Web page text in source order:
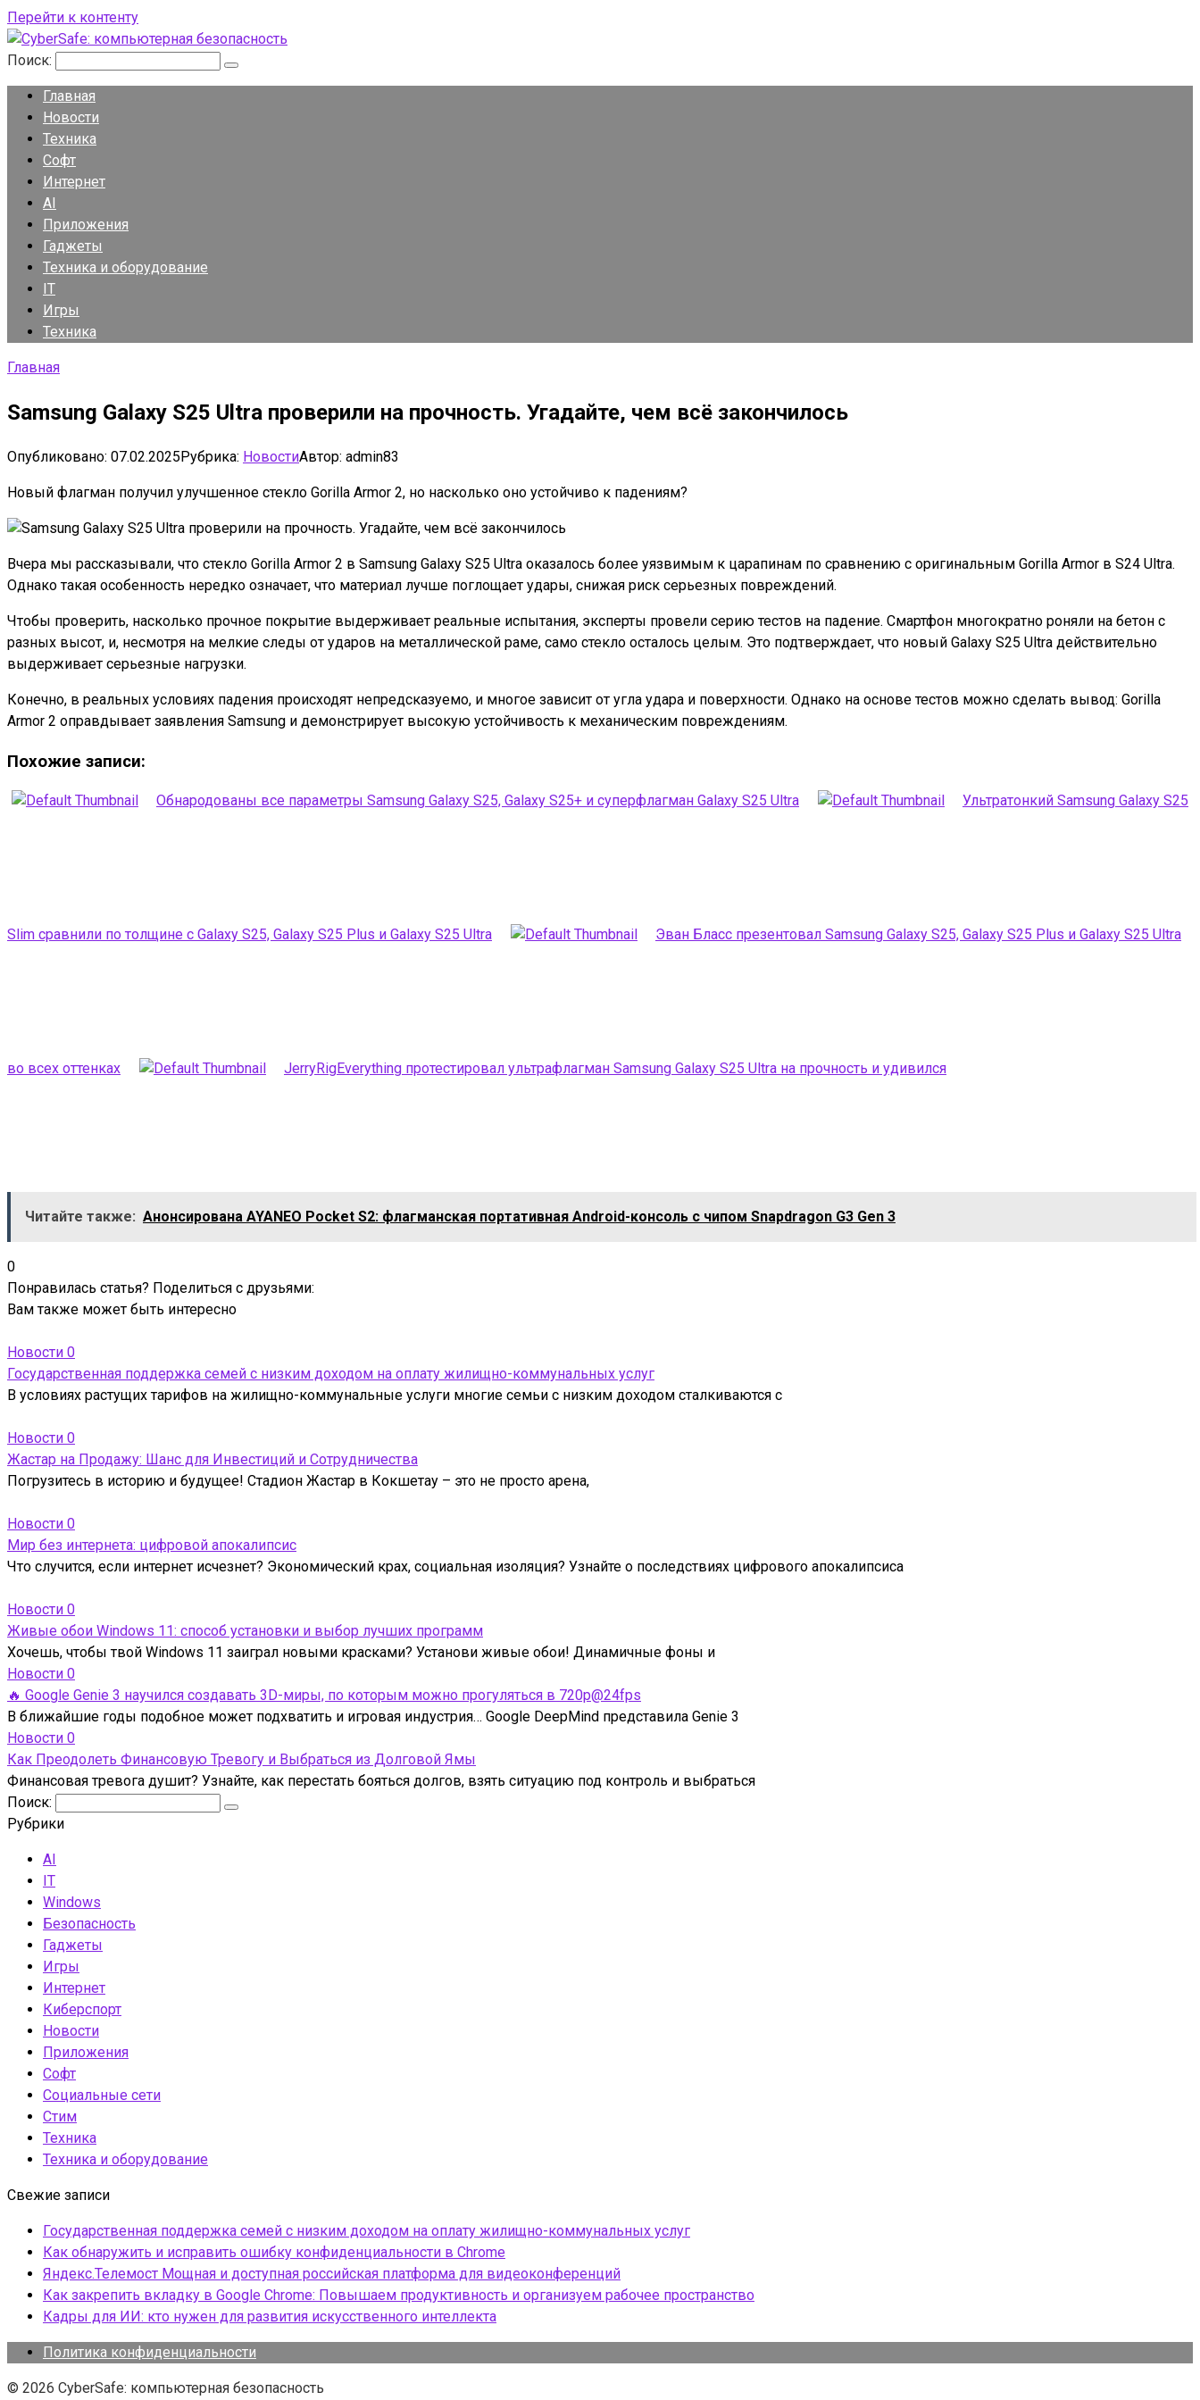
Перейти к контенту
Поиск:
Главная
Новости
Техника
Софт
Интернет
AI
Приложения
Гаджеты
Техника и оборудование
IT
Игры
Техника
Главная
Samsung Galaxy S25 Ultra проверили на прочность. Угадайте, чем всё закончилось
Опубликовано: 07.02.2025Рубрика: НовостиАвтор: admin83
Новый флагман получил улучшенное стекло Gorilla Armor 2, но насколько оно устойчиво к падениям?
Вчера мы рассказывали, что стекло Gorilla Armor 2 в Samsung Galaxy S25 Ultra оказалось более уязвимым к царапинам по сравнению с оригинальным Gorilla Armor в S24 Ultra.
Однако такая особенность нередко означает, что материал лучше поглощает удары, снижая риск серьезных повреждений.
Чтобы проверить, насколько прочное покрытие выдерживает реальные испытания, эксперты провели серию тестов на падение. Смартфон многократно роняли на бетон с
разных высот, и, несмотря на мелкие следы от ударов на металлической раме, само стекло осталось целым. Это подтверждает, что новый Galaxy S25 Ultra действительно
выдерживает серьезные нагрузки.
Конечно, в реальных условиях падения происходят непредсказуемо, и многое зависит от угла удара и поверхности. Однако на основе тестов можно сделать вывод: Gorilla
Armor 2 оправдывает заявления Samsung и демонстрирует высокую устойчивость к механическим повреждениям.
Похожие записи:
Обнародованы все параметры Samsung Galaxy S25, Galaxy S25+ и суперфлагман Galaxy S25 Ultra Ультратонкий Samsung Galaxy S25
Slim сравнили по толщине с Galaxy S25, Galaxy S25 Plus и Galaxy S25 Ultra Эван Бласс презентовал Samsung Galaxy S25, Galaxy S25 Plus и Galaxy S25 Ultra
во всех оттенках JerryRigEverything протестировал ультрафлагман Samsung Galaxy S25 Ultra на прочность и удивился
Читайте также: Анонсирована AYANEO Pocket S2: флагманская портативная Android-консоль с чипом Snapdragon G3 Gen 3
0
Понравилась статья? Поделиться с друзьями:
Вам также может быть интересно
Новости 0
Государственная поддержка семей с низким доходом на оплату жилищно-коммунальных услуг
В условиях растущих тарифов на жилищно-коммунальные услуги многие семьи с низким доходом сталкиваются с
Новости 0
Жастар на Продажу: Шанс для Инвестиций и Сотрудничества
Погрузитесь в историю и будущее! Стадион Жастар в Кокшетау – это не просто арена,
Новости 0
Мир без интернета: цифровой апокалипсис
Что случится, если интернет исчезнет? Экономический крах, социальная изоляция? Узнайте о последствиях цифрового апокалипсиса
Новости 0
Живые обои Windows 11: способ установки и выбор лучших программ
Хочешь, чтобы твой Windows 11 заиграл новыми красками? Установи живые обои! Динамичные фоны и
Новости 0
🔥 Google Genie 3 научился создавать 3D-миры, по которым можно прогуляться в 720p@24fps
В ближайшие годы подобное может подхватить и игровая индустрия… Google DeepMind представила Genie 3
Новости 0
Как Преодолеть Финансовую Тревогу и Выбраться из Долговой Ямы
Финансовая тревога душит? Узнайте, как перестать бояться долгов, взять ситуацию под контроль и выбраться
Поиск:
Рубрики
AI
IT
Windows
Безопасность
Гаджеты
Игры
Интернет
Киберспорт
Новости
Приложения
Софт
Социальные сети
Стим
Техника
Техника и оборудование
Свежие записи
Государственная поддержка семей с низким доходом на оплату жилищно-коммунальных услуг
Как обнаружить и исправить ошибку конфиденциальности в Chrome
Яндекс.Телемост Мощная и доступная российская платформа для видеоконференций
Как закрепить вкладку в Google Chrome: Повышаем продуктивность и организуем рабочее пространство
Кадры для ИИ: кто нужен для развития искусственного интеллекта
Политика конфиденциальности
© 2026 CyberSafe: компьютерная безопасность